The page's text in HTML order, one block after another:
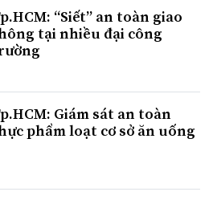
“Siết” an toàn giao
tại nhiều đại công
Giám sát an toàn
phẩm loạt cơ sở ăn uống